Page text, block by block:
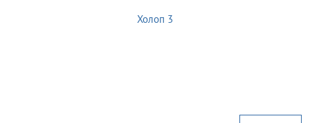
Холоп 3